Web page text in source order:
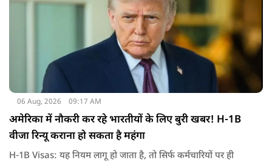
06 Aug, 2026 09:17 AM
अमेरिका में नौकरी कर रहे भारतीयों के लिए बुरी खबर! H-1B
वीजा रिन्यू कराना हो सकता है महंगा
H-1B Visas: यह नियम लागू हो जाता है, तो सिर्फ कर्मचारियों पर ही